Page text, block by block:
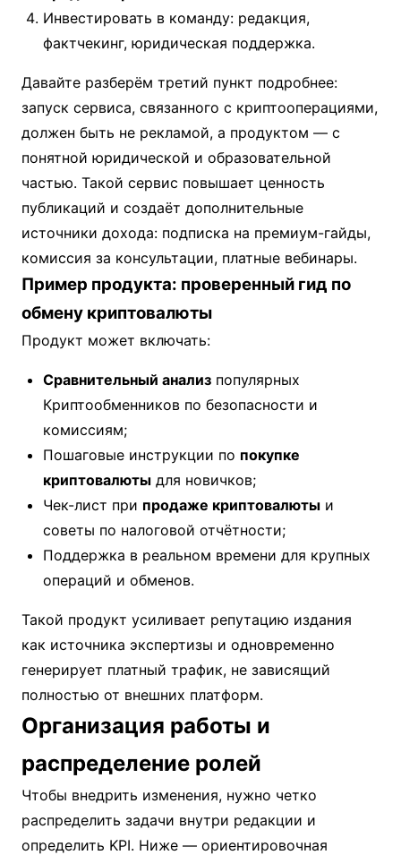
Инвестировать в команду: редакция,
фактчекинг, юридическая поддержка.
Давайте разберём третий пункт подробнее:
запуск сервиса, связанного с криптооперациями,
должен быть не рекламой, а продуктом — с
понятной юридической и образовательной
частью. Такой сервис повышает ценность
публикаций и создаёт дополнительные
источники дохода: подписка на премиум-гайды,
комиссия за консультации, платные вебинары.
Пример продукта: проверенный гид по
обмену криптовалюты
Продукт может включать:
Сравнительный анализ популярных
Криптообменников по безопасности и
комиссиям;
Пошаговые инструкции по покупке
криптовалюты для новичков;
Чек-лист при продаже криптовалюты и
советы по налоговой отчётности;
Поддержка в реальном времени для крупных
операций и обменов.
Такой продукт усиливает репутацию издания
как источника экспертизы и одновременно
генерирует платный трафик, не зависящий
полностью от внешних платформ.
Организация работы и
распределение ролей
Чтобы внедрить изменения, нужно четко
распределить задачи внутри редакции и
определить KPI. Ниже — ориентировочная